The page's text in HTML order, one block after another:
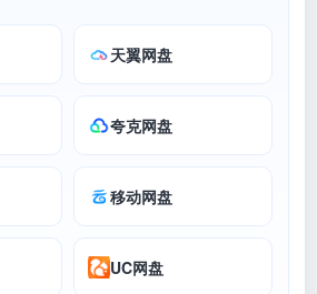
天翼网盘
夸克网盘
移动网盘
UC网盘